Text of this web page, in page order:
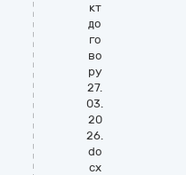
кт
до
го
во
ру
27.
03.
20
26.
do
cx